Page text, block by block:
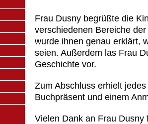
Frau Dusny begrüßte die
verschiedenen Bereiche
wurde ihnen genau erklärt,
seien. Außerdem las Frau
Geschichte vor.
Zum Abschluss erhielt
Buchpräsent und einem
Vielen Dank an Frau